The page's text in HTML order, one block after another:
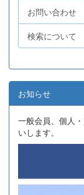
お問い合わせ
検索について
お知らせ
一般会員、個人
いします。